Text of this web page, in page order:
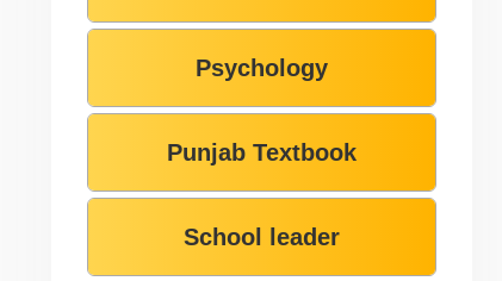
Psychology
Punjab Textbook
School leader